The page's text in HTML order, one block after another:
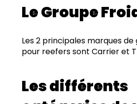
Le Groupe
Les 2 principales marques
pour reefers sont Carrier et
Les différents